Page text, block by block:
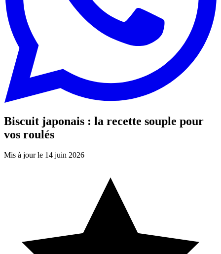
Biscuit japonais : la recette souple pour
vos roulés
Mis à jour le 14 juin 2026